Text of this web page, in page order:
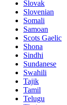
Slovak
Slovenian
Somali
Samoan
Scots Gaelic
Shona
Sindhi
Sundanese
Swahili
Tajik
Tamil
Telugu